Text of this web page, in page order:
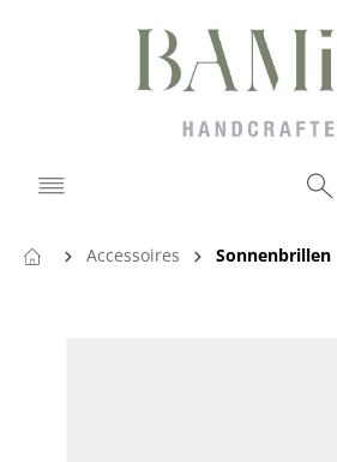
Accessoires Sonnenbrillen